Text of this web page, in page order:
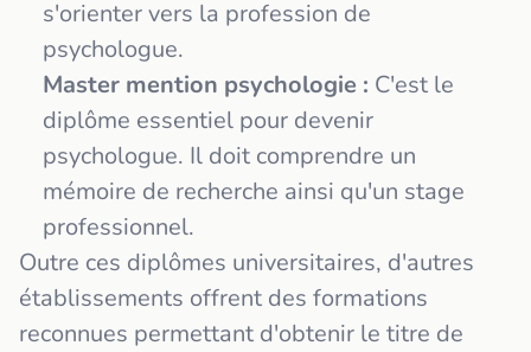
s'orienter vers la profession de
psychologue.
Master mention psychologie : C'est le
diplôme essentiel pour devenir
psychologue. Il doit comprendre un
mémoire de recherche ainsi qu'un stage
professionnel.
Outre ces diplômes universitaires, d'autres
établissements offrent des formations
reconnues permettant d'obtenir le titre de